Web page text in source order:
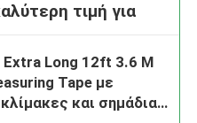
τιμή για
Extra Long 12ft 3.6 M
Tape με
και σημάδια